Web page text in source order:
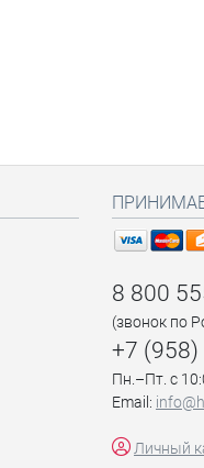
8 800
(звонок по
+7
Пн.–Пт. с
Email:
Личный